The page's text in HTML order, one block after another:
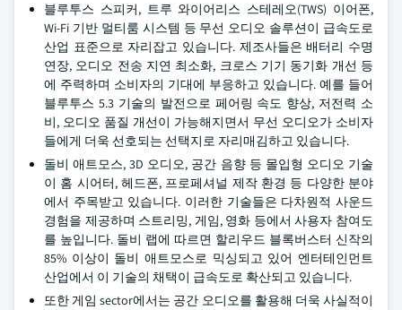
블루투스 스피커, 트루 와이어리스 스테레오(TWS) 이어폰,
Wi-Fi 기반 멀티룸 시스템 등 무선 오디오 솔루션이 급속도로
산업 표준으로 자리잡고 있습니다. 제조사들은 배터리 수명
연장, 오디오 전송 지연 최소화, 크로스 기기 동기화 개선 등
에 주력하며 소비자의 기대에 부응하고 있습니다. 예를 들어
블루투스 5.3 기술의 발전으로 페어링 속도 향상, 저전력 소
비, 오디오 품질 개선이 가능해지면서 무선 오디오가 소비자
들에게 더욱 선호되는 선택지로 자리매김하고 있습니다.
돌비 애트모스, 3D 오디오, 공간 음향 등 몰입형 오디오 기술
이 홈 시어터, 헤드폰, 프로페셔널 제작 환경 등 다양한 분야
에서 주목받고 있습니다. 이러한 기술들은 다차원적 사운드
경험을 제공하며 스트리밍, 게임, 영화 등에서 사용자 참여도
를 높입니다. 돌비 랩에 따르면 할리우드 블록버스터 신작의
85% 이상이 돌비 애트모스로 믹싱되고 있어 엔터테인먼트
산업에서 이 기술의 채택이 급속도로 확산되고 있습니다.
또한 게임 sector에서는 공간 오디오를 활용해 더욱 사실적이